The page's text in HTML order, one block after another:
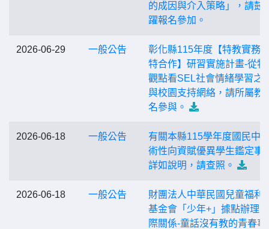
的成因與介入策略」，請鼓
躍報名參加。
2026-06-29 一般公告
彰化縣115年度【特教實務
特合作】研習實施計畫-從特
觀點看SEL社會情緒學習之
與校園支持網絡，請所屬教
名參與。
2026-06-18 一般公告
有關本縣115學年度國民中
術性向資賦優異學生鑑定事
詳如說明，請查照。
2026-06-18 一般公告
財團法人中華民國兒童福利
基金會「少年+」據點辦理
際關係-童話沒有教的青春事